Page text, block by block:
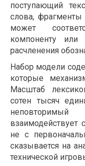
поступающий
слова,
может
компоненту или
расчленения
Набор модели
которые
Масштаб
сотен тысяч
не с
сказывается на
технической